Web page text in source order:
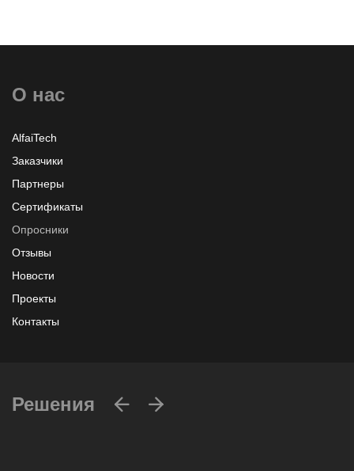
О нас
AlfaiTech
Заказчики
Партнеры
Сертификаты
Опросники
Отзывы
Новости
Проекты
Контакты
Решения